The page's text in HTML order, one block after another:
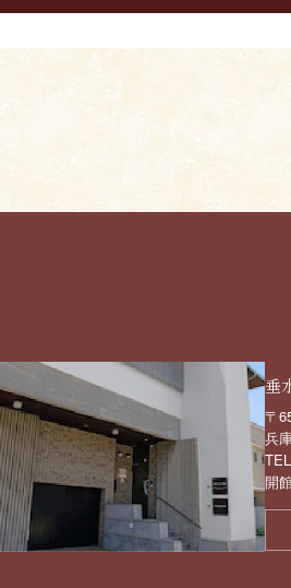
垂
〒
兵
開